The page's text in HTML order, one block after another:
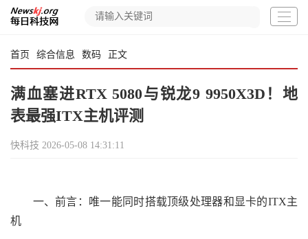
首页 综合信息 数码 正文
满血塞进RTX 5080与锐龙9 9950X3D！地
表最强ITX主机评测
快科技 2026-05-08 14:31:11
一、前言：唯一能同时搭载顶级处理器和显卡的ITX主
机